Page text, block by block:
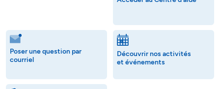
Poser une question par
courriel
Découvrir nos activités
et événements